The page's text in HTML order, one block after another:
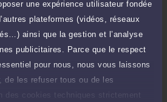
une expérience utilisateur fondée
plateformes (vidéos, réseaux
ainsi que la gestion et l’analyse
publicitaires. Parce que le respect
pour nous, nous vous laissons
de les refuser tous ou de les
des cookies techniques strictement
personnes et de leur patrimoine